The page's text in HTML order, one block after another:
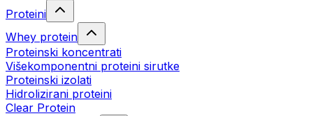
Proteini
Whey protein
Proteinski koncentrati
Višekomponentni proteini sirutke
Proteinski izolati
Hidrolizirani proteini
Clear Protein